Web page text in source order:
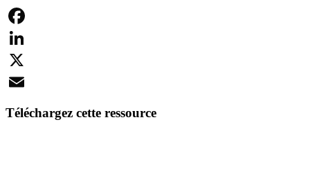
Facebook
LinkedIn
X
Téléchargez cette ressource